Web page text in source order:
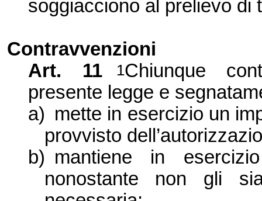
soggiacciono al prelievo di
Contravvenzioni
Art. 11
1Chiunque
presente legge e
a) mette in esercizio un
provvisto
b) mantiene in
nonostante non gli